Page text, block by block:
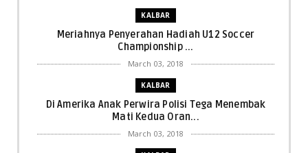
KALBAR
Meriahnya Penyerahan Hadiah U12 Soccer
Championship ...
March 03, 2018
KALBAR
Di Amerika Anak Perwira Polisi Tega Menembak
Mati Kedua Oran...
March 03, 2018